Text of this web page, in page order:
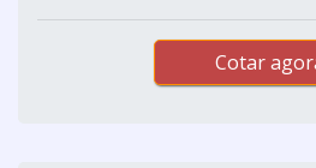
Cotar